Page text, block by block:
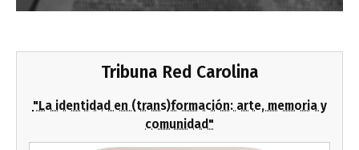
Tribuna Red Carolina
"La identidad en (trans)formación: arte, memoria y
comunidad"